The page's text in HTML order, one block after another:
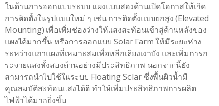
ในด้านการออกแบบระบบ แผงแบบสองด้านเปิดโอกาสให้เกิด
การติดตั้งในรูปแบบใหม่ ๆ เช่น การติดตั้งแบบยกสูง (Elevated
Mounting) เพื่อเพิ่มช่องว่างให้แสงสะท้อนเข้าสู่ด้านหลังของ
แผงได้มากขึ้น หรือการออกแบบ Solar Farm ให้มีระยะห่าง
ระหว่างแถวแผงที่เหมาะสมเพื่อหลีกเลี่ยงเงาบัง และเพิ่มการก
ระจายแสงทั้งสองด้านอย่างมีประสิทธิภาพ นอกจากนี้ยัง
สามารถนำไปใช้ในระบบ Floating Solar ซึ่งพื้นผิวน้ำมี
คุณสมบัติสะท้อนแสงได้ดี ทำให้เพิ่มประสิทธิภาพการผลิต
ไฟฟ้าได้มากยิ่งขึ้น